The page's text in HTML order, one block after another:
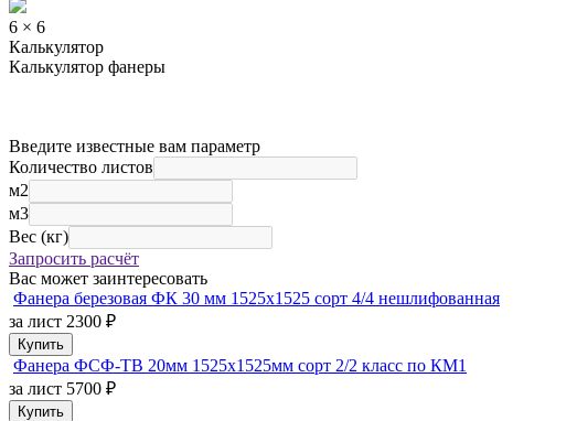
6 × 6
Калькулятор
Калькулятор фанеры
Введите известные вам параметр
Количество листов
м2
м3
Вес (кг)
Запросить расчёт
Вас может заинтересовать
Фанера березовая ФК 30 мм 1525х1525 сорт 4/4 нешлифованная
за лист 2300 ₽
Купить
Фанера ФСФ-ТВ 20мм 1525х1525мм сорт 2/2 класс по КМ1
за лист 5700 ₽
Купить